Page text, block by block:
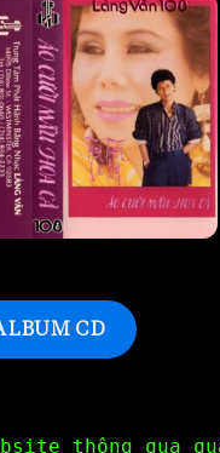
CD
thông qua